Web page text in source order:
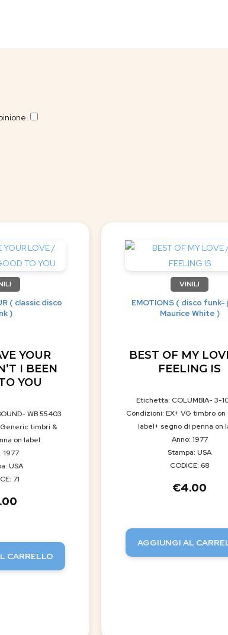
( classic disco
)
YOUR
I BEEN
YOU
WB 55403
timbri &
on label
1977
USA
71
CARRELLO
VINILI
EMOTIONS ( disco funk-
Maurice White )
BEST OF MY
FEELING IS
Etichetta: COLUMBIA- 3-
Condizioni: EX+ VG timbro on
label+ segno di penna on
Anno: 1977
Stampa: USA
CODICE: 68
€4.00
AGGIUNGI AL